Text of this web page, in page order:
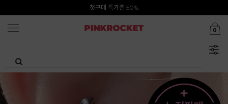
첫구매 특가존 50%
카카오톡 1초 회원가입 30000원 웰컴쿠폰북 0